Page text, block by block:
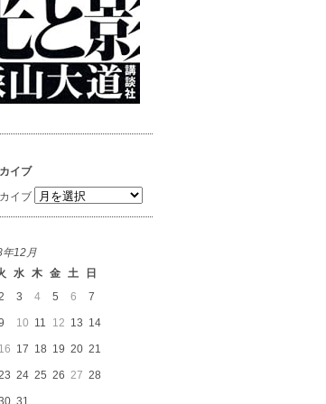
イブ
イブ
12月
水 木 金 土
日
3 4 5 6 7
10 11 12 13 14
16 17 18 19 20 21
24 25 26 27 28
31